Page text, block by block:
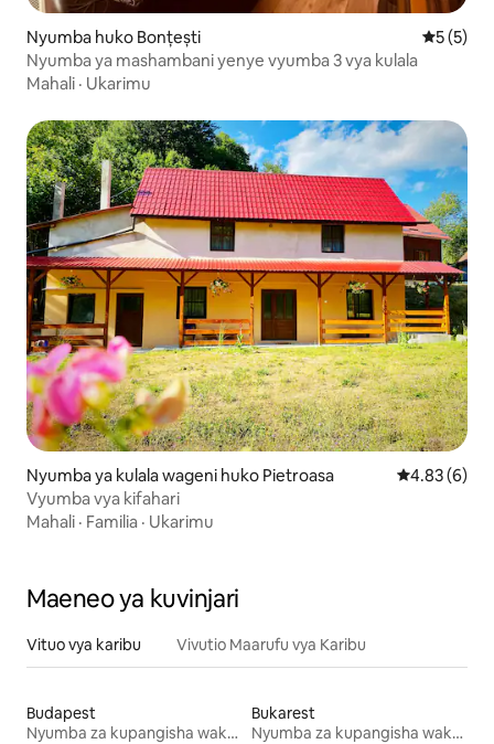
Nyumba huko Bonțești
5 (5)
Nyumba ya mashambani yenye vyumba 3 vya kulala
Mahali · Ukarimu
Nyumba ya kulala wageni huko Pietroasa Ukadiriaji
4.83 (6)
Vyumba vya kifahari
Mahali · Familia · Ukarimu
Maeneo ya kuvinjari
Vituo vya karibu Vivutio Maarufu vya Karibu
Budapest
Nyumba za kupangisha wakati wa likizo
Bukarest
Nyumba za kupangisha wakati wa likizo